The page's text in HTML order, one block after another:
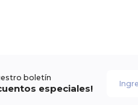
boletín
especiales!